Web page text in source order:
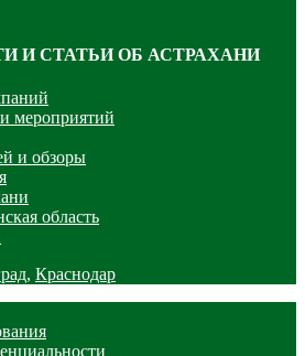
И СТАТЬИ ОБ АСТРАХАНИ
мероприятий
и обзоры
область
, Краснодар